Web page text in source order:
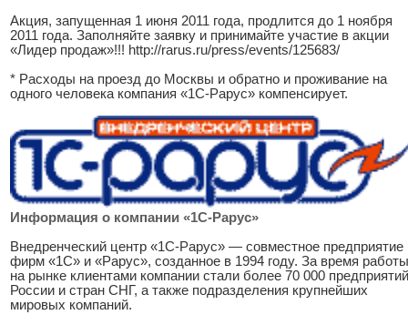
Акция, запущенная 1 июня 2011 года, продлится до 1 ноября
2011 года. Заполняйте заявку и принимайте участие в акции
«Лидер продаж»!!! http://rarus.ru/press/events/125683/
* Расходы на проезд до Москвы и обратно и проживание на
одного человека компания «1С-Рарус» компенсирует.
Информация о компании «1С-Рарус»
Внедренческий центр «1С-Рарус» — совместное предприятие
фирм «1С» и «Рарус», созданное в 1994 году. За время работы
на рынке клиентами компании стали более 70 000 предприятий
России и стран СНГ, а также подразделения крупнейших
мировых компаний.